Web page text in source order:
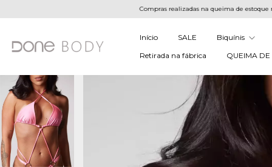
Compras realizadas na queima de estoque não possuem
Início SALE
Biquínis
Retirada na fábrica
QUEIMA